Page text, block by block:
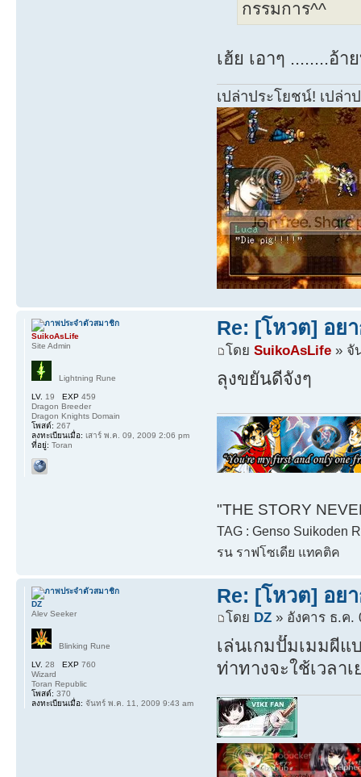
กรรมการ^^
เฮ้ย เอาๆ ........อ้า
เปล่าประโยชน์! เปล่า
Re: [โหวต] อย
โดยSuikoAsLife » จั
ลุงขยันดีจังๆ
"THE STORY
TAG : Genso Suikoden
รน ราฟโซเดีย แทคติค
SuikoAsLife
Site Admin
Lightning Rune
LV. 19 EXP 459
Dragon Breeder
Dragon Knights Domain
โพสต์: 267
ลงทะเบียนเมื่อ: เสาร์ พ.ค. 09, 2009 2:06 pm
ที่อยู่: Toran
Re: [โหวต] อย
โดย DZ » อังคาร ธ.ค.
เล่นเกมปั๊มเมมผีแ
ท่าทางจะใช้เวลาเ
DZ
Alev Seeker
Blinking Rune
LV. 28 EXP 760
Wizard
Toran Republic
โพสต์: 370
ลงทะเบียนเมื่อ: จันทร์ พ.ค. 11, 2009 9:43 am